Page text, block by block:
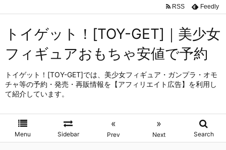
トイゲット！[TOY-GET]｜美少女
フィギュアおもちゃ安値で予約
トイゲット！[TOY-GET]では、美少女フィギュア・ガンプラ・オモ
チャ等の予約・発売・再販情報を【アフィリエイト広告】を利用し
て紹介しています。
Menu Sidebar
«
Prev
»
Next Search
RSS Feedly